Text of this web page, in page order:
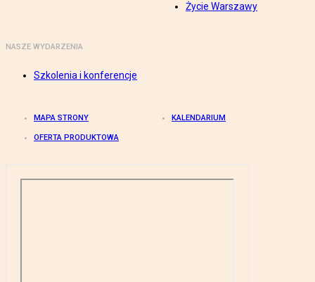
Życie Warszawy
NASZE WYDARZENIA
Szkolenia i konferencje
MAPA STRONY KALENDARIUM
OFERTA PRODUKTOWA